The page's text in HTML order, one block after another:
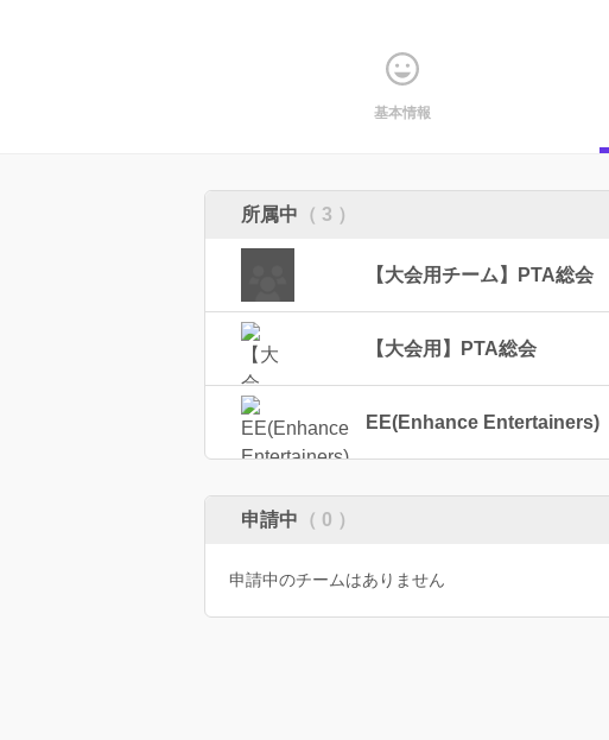
基本情報
所属中 （ 3 ）
【大会用チーム】PTA総会
【大会用】PTA総会
EE(Enhance Entertainers)
申請中 （ 0 ）
申請中のチームはありません